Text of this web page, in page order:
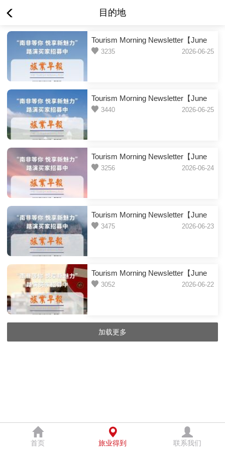
目的地
Tourism Morning Newsletter【June
26, 2026】
2026-06-25
3235
Tourism Morning Newsletter【June
25, 2026】
2026-06-25
3440
Tourism Morning Newsletter【June
24, 2026】
2026-06-24
3256
Tourism Morning Newsletter【June
23, 2026】
2026-06-23
3475
Tourism Morning Newsletter【June
15, 2026】
2026-06-22
3052
加载更多
首页 旅业得到 联系我们